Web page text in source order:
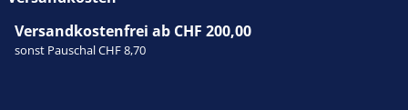
Versandkostenfrei ab CHF 200,00
sonst Pauschal CHF 8,70